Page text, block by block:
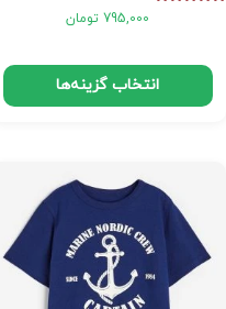
795,000 تومان
انتخاب گزینه‌ها